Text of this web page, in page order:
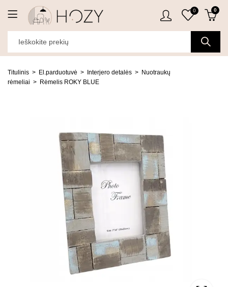
0 0
Titulinis El.parduotuvė Interjero detalės
Nuotraukų
rėmeliai
Rėmelis ROKY BLUE